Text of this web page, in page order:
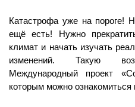
Катастрофа уже на пороге!
ещё есть! Нужно
климат и начать изучать
изменений. Такую
Международный проект
которым можно